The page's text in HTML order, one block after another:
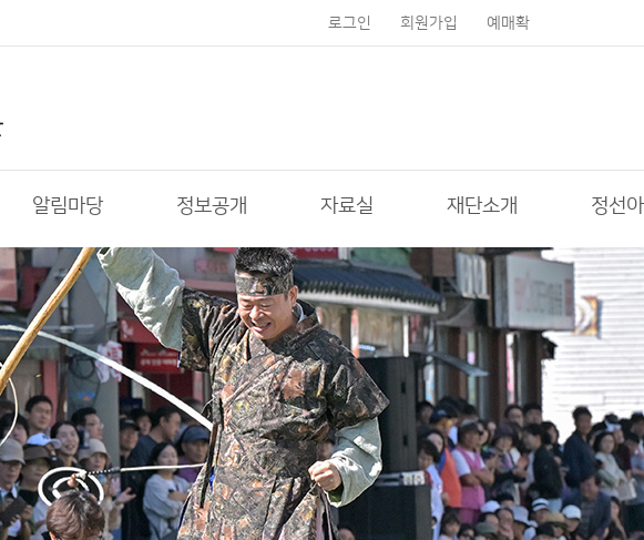
로그인 회원가입 예매확
알림마당 정보공개 자료실 재단소개 정선